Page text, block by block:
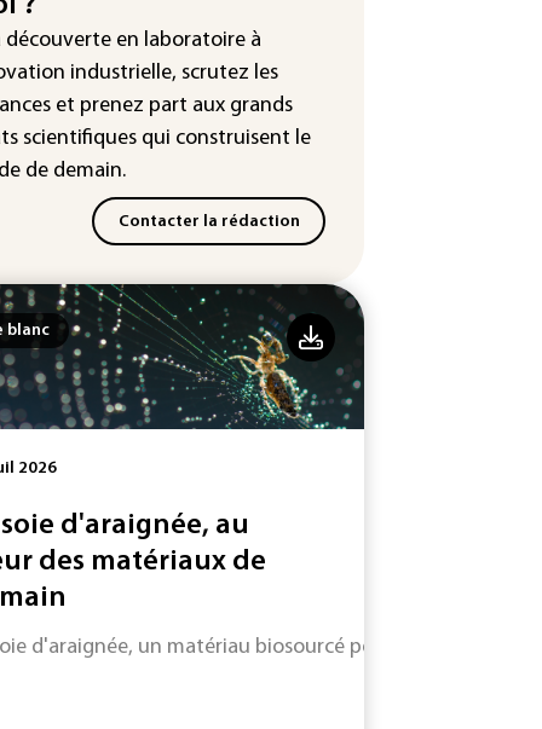
Eutelsat investira 3,4 milliards
dans la future
européenne
?
découverte en laboratoire à
industrielle, scrutez les
et prenez part aux grands
scientifiques qui construisent le
de demain.
Contacter la rédaction
blanc
2026
soie d'araignée, au
des matériaux de
d'araignée, un matériau biosourcé performant et